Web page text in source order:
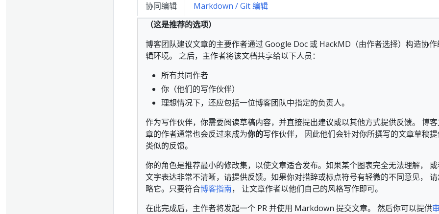
协同编辑
Markdown / Git 编辑
（这是推荐的选项）
博客团队建议文章的主要作者通过 Google Doc 或 HackMD（由作者选择）构造协作
辑环境。 之后，主作者将该文档共享给以下人员：
所有共同作者
你（他们的写作伙伴）
理想情况下，还应包括一位博客团队中指定的负责人。
作为写作伙伴，你需要阅读草稿内容，并直接提出建议或以其他方式提供反馈。 博
章的作者通常也会反过来成为你的写作伙伴， 因此他们会针对你所撰写的文章草稿
类似的反馈。
你的角色是推荐最小的修改集，以使文章适合发布。如果某个图表完全无法理解，
文字表达非常不清晰，请提供反馈。如果你对措辞或标点符号有轻微的不同意见， 请
略它。只要符合博客指南， 让文章作者以他们自己的风格写作即可。
在此完成后，主作者将发起一个 PR 并使用 Markdown 提交文章。 然后你可以提供